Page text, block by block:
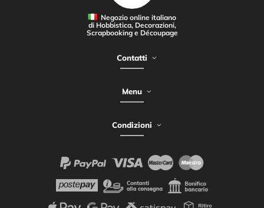
Negozio online italiano
di Hobbistica, Decorazioni,
Scrapbooking e Découpage
Contatti
Menu
Condizioni